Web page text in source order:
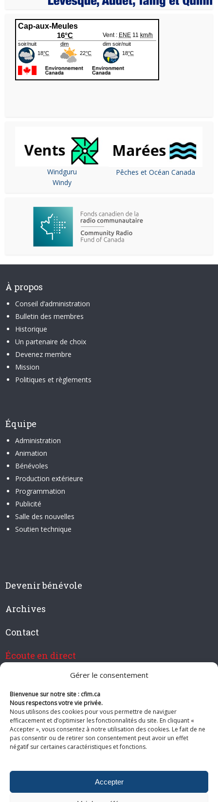
Gérer le consentement
Bienvenue sur notre site : cfim.ca
Nous respectons votre vie privée.
Nous utilisons des cookies pour vous permettre de naviguer
efficacement et d’optimiser les fonctionnalités du site. En cliquant «
Accepter », vous consentez à notre utilisation des cookies. Le fait de ne
pas consentir ou de retirer son consentement peut avoir un effet
négatif sur certaines caractéristiques et fonctions.
Accepter
Windguru
Windy
Pêches et Océan Canada
À propos
Conseil d’administration
Bulletin des membres
Historique
Un partenaire de choix
Devenez membre
Mission
Politiques et règlements
Équipe
Administration
Animation
Bénévoles
Production extérieure
Programmation
Publicité
Salle des nouvelles
Soutien technique
Devenir bénévole
Archives
Contact
Écoute en direct
Devenir membre de CFIM
Suivez-nous